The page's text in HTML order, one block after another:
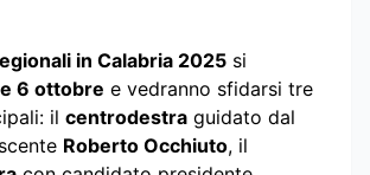
in Calabria 2025 si
6 ottobre e vedranno sfidarsi tre
il centrodestra guidato dal
Roberto Occhiuto, il